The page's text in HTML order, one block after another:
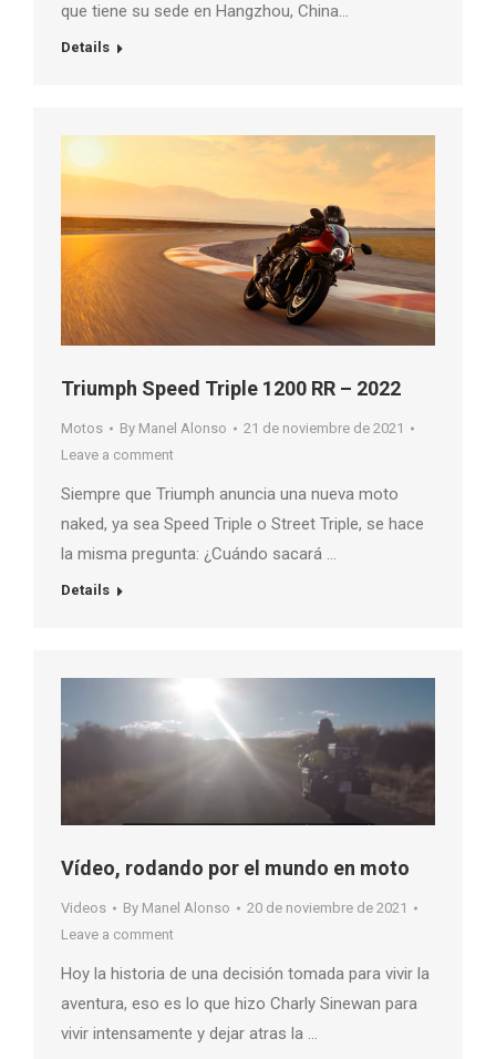
que tiene su sede en Hangzhou, China…
Details
Triumph Speed ​​Triple 1200 RR – 2022
Motos By Manel Alonso
21 de noviembre de 2021
Leave a comment
Siempre que Triumph anuncia una nueva moto
naked, ya sea Speed ​​Triple o Street Triple, se hace
la misma pregunta: ¿Cuándo sacará …
Details
Vídeo, rodando por el mundo en moto
Videos By Manel Alonso
20 de noviembre de 2021
Leave a comment
Hoy la historia de una decisión tomada para vivir la
aventura, eso es lo que hizo Charly Sinewan para
vivir intensamente y dejar atras la …